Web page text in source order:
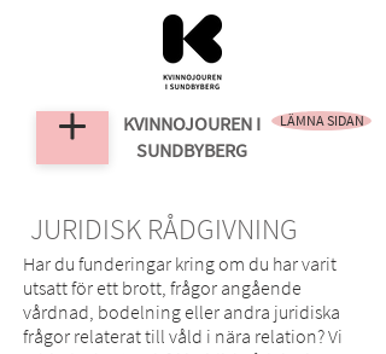
KVINNOJOUREN I
SUNDBYBERG
LÄMNA SIDAN
JURIDISK RÅDGIVNING
Har du funderingar kring om du har varit
utsatt för ett brott, frågor angående
vårdnad, bodelning eller andra juridiska
frågor relaterat till våld i nära relation? Vi